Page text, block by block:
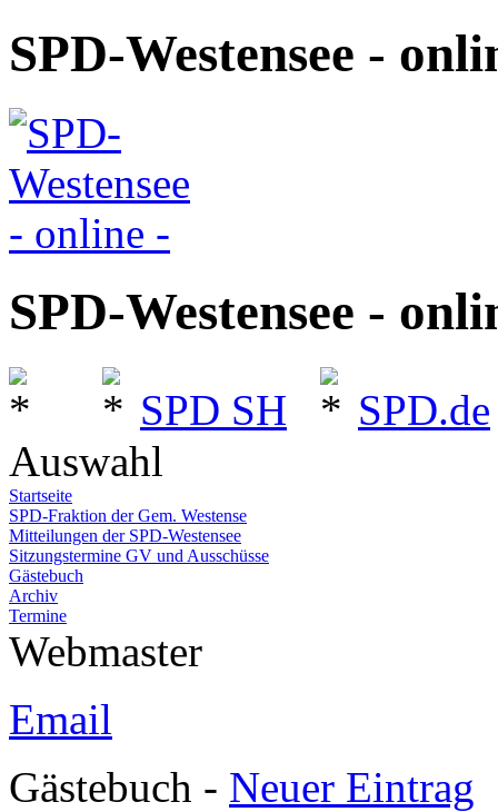
SPD-Westensee -
SPD-Westensee -
SPD SH
SPD.de
Auswahl
Startseite
SPD-Fraktion der Gem. Westense
Mitteilungen der SPD-Westensee
Sitzungstermine GV und Ausschüsse
Gästebuch
Archiv
Termine
Webmaster
Email
Gästebuch - Neuer Eintrag